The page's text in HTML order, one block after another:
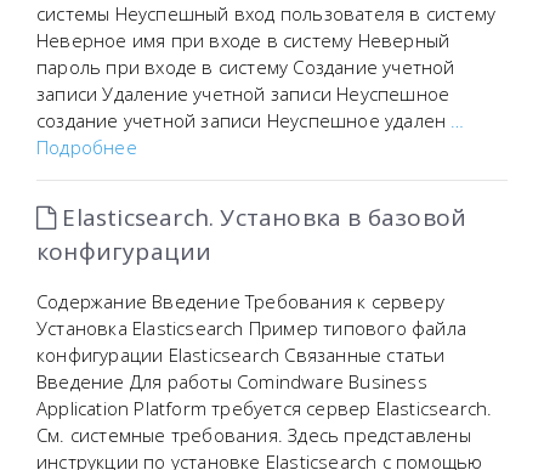
системы Неуспешный вход пользователя в систему
Неверное имя при входе в систему Неверный
пароль при входе в систему Создание учетной
записи Удаление учетной записи Неуспешное
создание учетной записи Неуспешное удален …
Подробнее
Elasticsearch. Установка в базовой
конфигурации
Содержание Введение Требования к серверу
Установка Elasticsearch Пример типового файла
конфигурации Elasticsearch Связанные статьи
Введение Для работы Comindware Business
Application Platform требуется сервер Elasticsearch.
См. системные требования. Здесь представлены
инструкции по установке Elasticsearch с помощью